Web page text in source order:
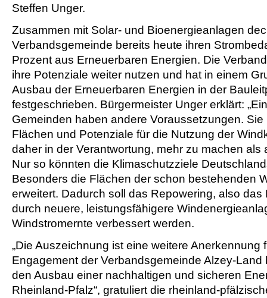
Steffen Unger.
Zusammen mit Solar- und Bioenergieanlagen
Verbandsgemeinde bereits heute ihren
Prozent aus Erneuerbaren Energien. Die
ihre Potenziale weiter nutzen und hat in einem
Ausbau der Erneuerbaren Energien in der
festgeschrieben. Bürgermeister Unger erklärt:
Gemeinden haben andere Voraussetzungen.
Flächen und Potenziale für die Nutzung der
daher in der Verantwortung, mehr zu machen als
Nur so könnten die Klimaschutzziele
Besonders die Flächen der schon bestehenden
erweitert. Dadurch soll das Repowering, also das
durch neuere, leistungsfähigere
Windstromernte verbessert werden.
„Die Auszeichnung ist eine weitere Anerkennung
Engagement der Verbandsgemeinde Alzey-
den Ausbau einer nachhaltigen und sicheren
Rheinland-Pfalz“, gratuliert die rheinland-